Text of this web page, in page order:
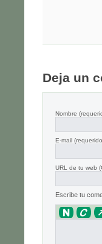
Deja un
Nombre
E-mail
URL de tu web
Escribe tu